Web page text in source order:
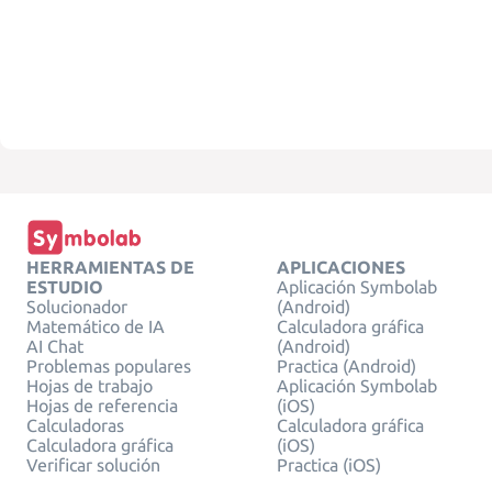
HERRAMIENTAS DE
ESTUDIO
Solucionador
Matemático de IA
AI Chat
Problemas populares
Hojas de trabajo
Hojas de referencia
Calculadoras
Calculadora gráfica
Verificar solución
APLICACIONES
Aplicación Symbolab
(Android)
Calculadora gráfica
(Android)
Practica (Android)
Aplicación Symbolab
(iOS)
Calculadora gráfica
(iOS)
Practica (iOS)